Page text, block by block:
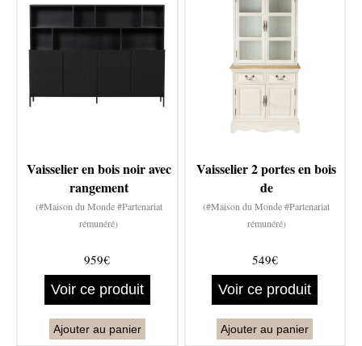
Vaisselier en bois noir avec
rangement
(#Maison du Monde #Partenariat
rémunéré)
959€
Voir ce produit
Ajouter au panier
Vaisselier 2 portes en bois
de
(#Maison du Monde #Partenariat
rémunéré)
549€
Voir ce produit
Ajouter au panier